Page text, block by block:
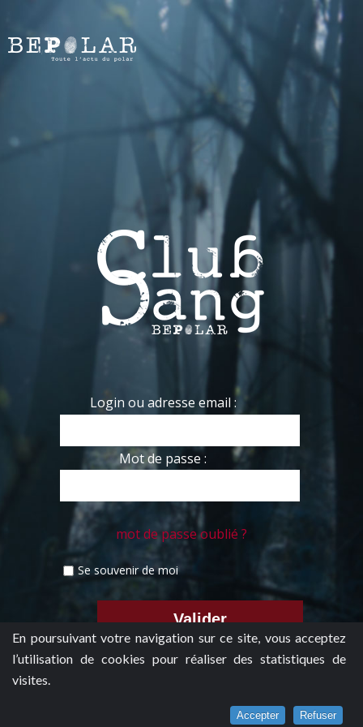
En poursuivant votre navigation sur ce site, vous acceptez
l’utilisation de cookies pour réaliser des statistiques de
visites.
Accepter Refuser
Login ou adresse email :
Mot de passe :
mot de passe oublié ?
Se souvenir de moi